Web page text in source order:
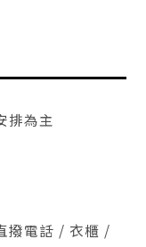
排為主
撥電話 / 衣櫃 /